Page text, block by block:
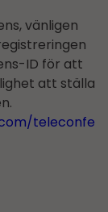
vänligen
ID för att
att ställa
teleconfe